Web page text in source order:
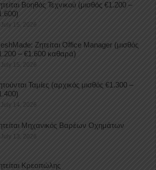
Βοηθός Τεχνικού (μισθός €1.200 –
July 15, 2026
Ζητείται Office Manager (μισθός
– €1.600 καθαρά)
July 15, 2026
Ταμίες (αρχικός μισθός €1.300 –
July 14, 2026
Μηχανικός Βαρέων Οχημάτων
July 13, 2026
Κρεοπώλης